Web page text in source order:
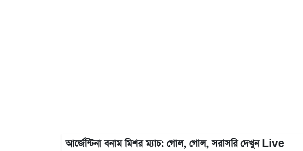
আর্জেন্টিনা বনাম মিশর ম্যাচ: গোল, গোল, সরাসরি দেখুন Live